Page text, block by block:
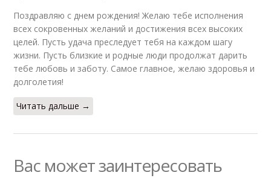
Поздравляю с днем рождения! Желаю тебе исполнения
всех сокровенных желаний и достижения всех высоких
целей. Пусть удача преследует тебя на каждом шагу
жизни. Пусть близкие и родные люди продолжат дарить
тебе любовь и заботу. Самое главное, желаю здоровья и
долголетия!
Читать дальше →
Вас может заинтересовать